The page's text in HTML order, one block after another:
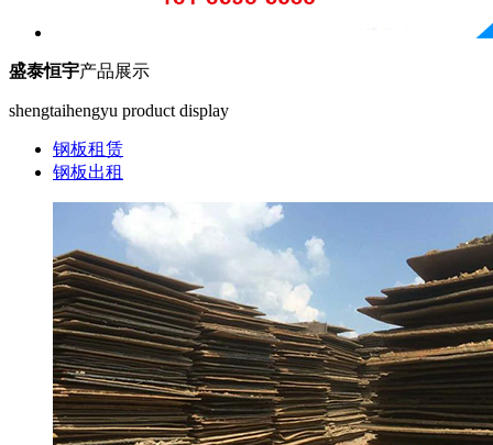
盛泰恒宇产品展示
shengtaihengyu product display
钢板租赁
钢板出租